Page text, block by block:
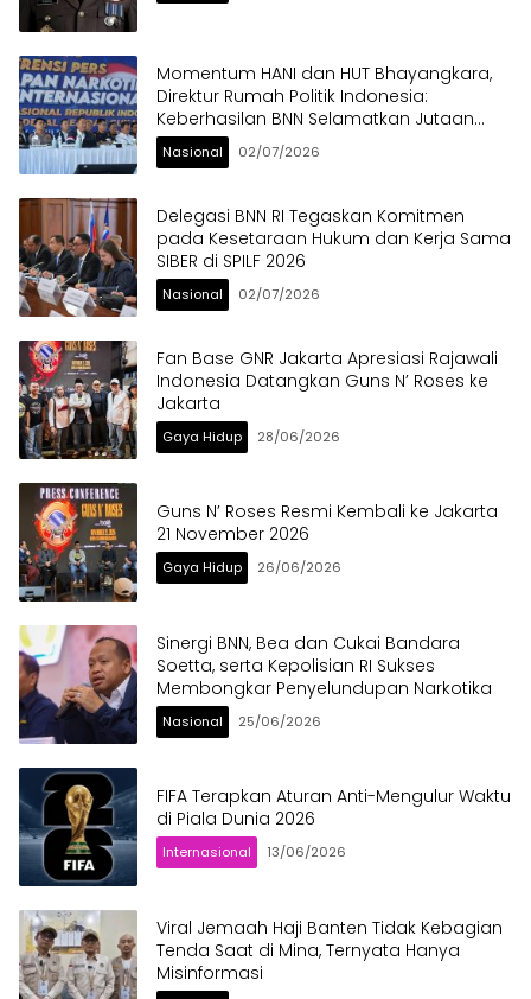
Momentum HANI dan HUT Bhayangkara,
Direktur Rumah Politik Indonesia:
Keberhasilan BNN Selamatkan Jutaan
Anak Bangsa dari Ancaman Narkoba
Nasional 02/07/2026
Delegasi BNN RI Tegaskan Komitmen
pada Kesetaraan Hukum dan Kerja Sama
SIBER di SPILF 2026
Nasional 02/07/2026
Fan Base GNR Jakarta Apresiasi Rajawali
Indonesia Datangkan Guns N’ Roses ke
Jakarta
Gaya Hidup 28/06/2026
Guns N’ Roses Resmi Kembali ke Jakarta
21 November 2026
Gaya Hidup 26/06/2026
Sinergi BNN, Bea dan Cukai Bandara
Soetta, serta Kepolisian RI Sukses
Membongkar Penyelundupan Narkotika
Nasional 25/06/2026
FIFA Terapkan Aturan Anti-Mengulur Waktu
di Piala Dunia 2026
Internasional 13/06/2026
Viral Jemaah Haji Banten Tidak Kebagian
Tenda Saat di Mina, Ternyata Hanya
Misinformasi